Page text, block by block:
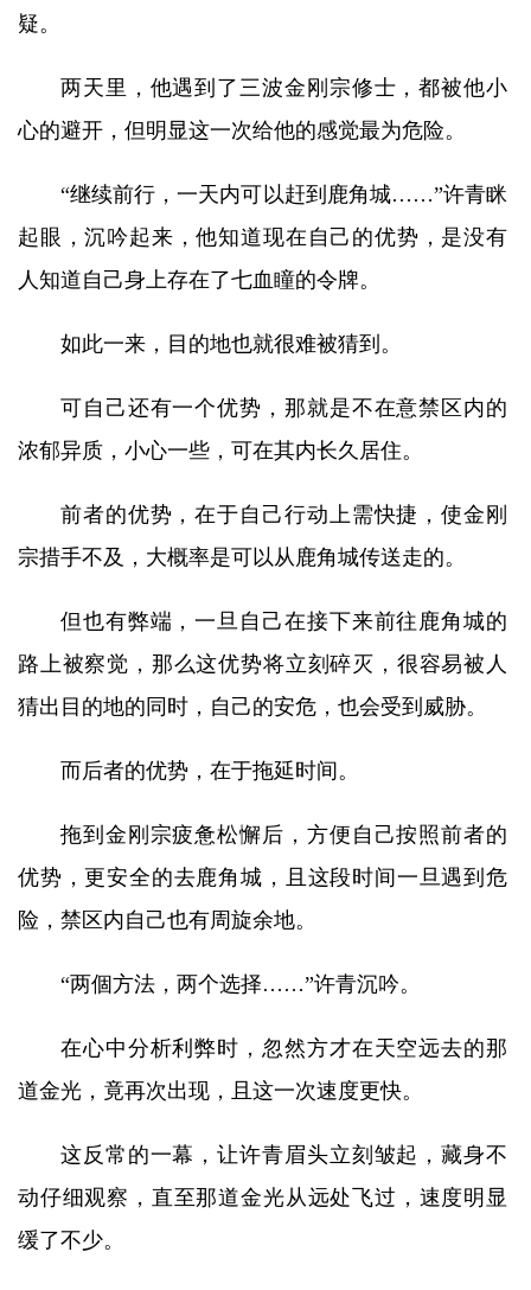
疑。
两天里，他遇到了三波金刚宗修士，都被他小
心的避开，但明显这一次给他的感觉最为危险。
“继续前行，一天内可以赶到鹿角城……”许青眯
起眼，沉吟起来，他知道现在自己的优势，是没有
人知道自己身上存在了七血瞳的令牌。
如此一来，目的地也就很难被猜到。
可自己还有一个优势，那就是不在意禁区内的
浓郁异质，小心一些，可在其内长久居住。
前者的优势，在于自己行动上需快捷，使金刚
宗措手不及，大概率是可以从鹿角城传送走的。
但也有弊端，一旦自己在接下来前往鹿角城的
路上被察觉，那么这优势将立刻碎灭，很容易被人
猜出目的地的同时，自己的安危，也会受到威胁。
而后者的优势，在于拖延时间。
拖到金刚宗疲惫松懈后，方便自己按照前者的
优势，更安全的去鹿角城，且这段时间一旦遇到危
险，禁区内自己也有周旋余地。
“两個方法，两个选择……”许青沉吟。
在心中分析利弊时，忽然方才在天空远去的那
道金光，竟再次出现，且这一次速度更快。
这反常的一幕，让许青眉头立刻皱起，藏身不
动仔细观察，直至那道金光从远处飞过，速度明显
缓了不少。